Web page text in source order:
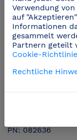
PN: 082636
Verwendung
auf
Informationen
gesammelt
Partnern geteilt
Cookie-Richtlinie
Rechtliche